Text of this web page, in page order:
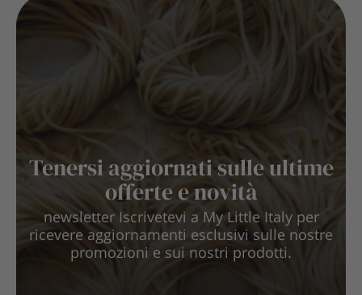
Tenersi aggiornati sulle ultime
offerte e novità
newsletter Iscrivetevi a My Little Italy per
ricevere aggiornamenti esclusivi sulle nostre
promozioni e sui nostri prodotti.